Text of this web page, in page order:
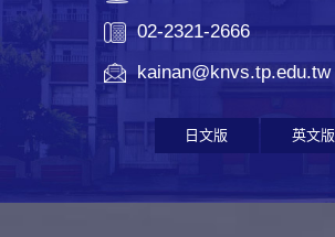
02-2321-2666
kainan@knvs.tp.edu.tw
日文版 英文版